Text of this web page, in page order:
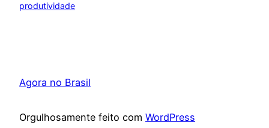
produtividade
Agora no Brasil
Orgulhosamente feito com WordPress